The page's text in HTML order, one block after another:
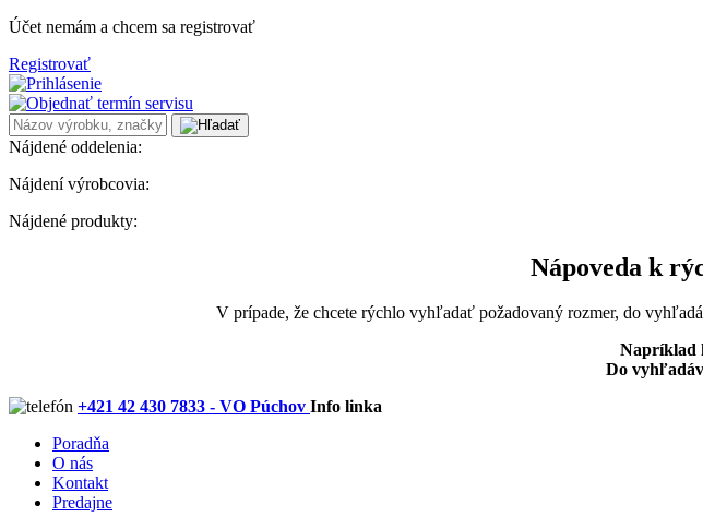
Účet nemám a chcem sa registrovať
Registrovať
Nájdené oddelenia:
Nájdení výrobcovia:
Nájdené produkty:
Nápoveda k
V prípade, že chcete rýchlo vyhľadať požadovaný rozmer, do
Napríklad
Do
+421 42 430 7833 - VO Púchov Info linka
Poradňa
O nás
Kontakt
Predajne